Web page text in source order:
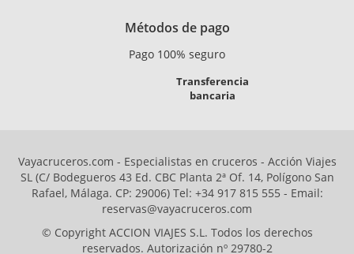
Métodos de pago
Pago 100% seguro
Transferencia
bancaria
Vayacruceros.com - Especialistas en cruceros - Acción Viajes
SL (C/ Bodegueros 43 Ed. CBC Planta 2ª Of. 14, Polígono San
Rafael, Málaga. CP: 29006) Tel: +34 917 815 555 - Email:
reservas@vayacruceros.com
© Copyright ACCION VIAJES S.L. Todos los derechos
reservados. Autorización nº 29780-2